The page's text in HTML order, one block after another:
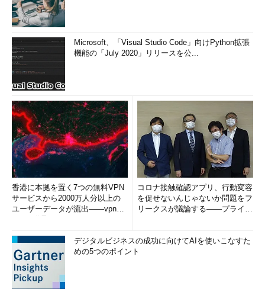
Microsoft、「Visual Studio Code」向けPython拡張
機能の「July 2020」リリースを公...
香港に本拠を置く7つの無料VPN
サービスから2000万人分以上の
ユーザーデータが流出――vpnMe
コロナ接触確認アプリ、行動変容
を促せないんじゃないか問題をフ
リークスが議論する――プライバ
デジタルビジネスの成功に向けてAIを使いこなすた
めの5つのポイント